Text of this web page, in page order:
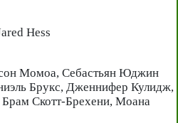
Hess
Момоа, Себастьян Юджин
Брукс, Дженнифер Кулидж,
Скотт-Брехени, Моана